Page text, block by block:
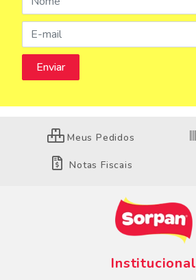
Meus Pedidos
Notas Fiscais
Institucional